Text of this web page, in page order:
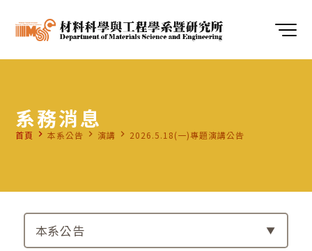
系務消息
首頁 navigate_next 本系公告 navigate_next 演講 navigate_next 2026.5.18(一)專題演講公告
本系公告